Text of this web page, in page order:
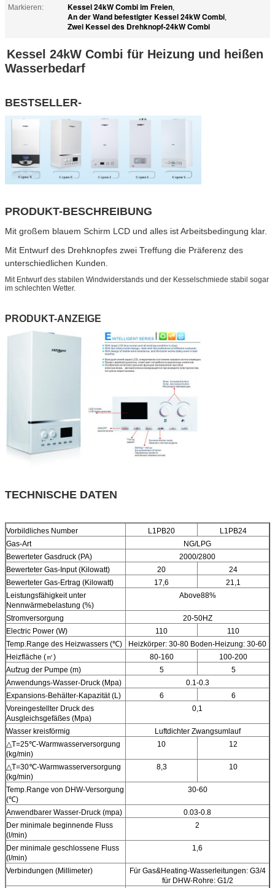
Markieren:
Kessel 24kW Combi im Freien,
An der Wand befestigter Kessel 24kW Combi,
Zwei Kessel des Drehknopf-24kW Combi
Kessel 24kW Combi für Heizung und heißen
Wasserbedarf
BESTSELLER-
PRODUKT-BESCHREIBUNG
Mit großem blauem Schirm LCD und alles ist Arbeitsbedingung klar.
Mit Entwurf des Drehknopfes zwei Treffung die Präferenz des
unterschiedlichen Kunden.
Mit Entwurf des stabilen Windwiderstands und der Kesselschmiede stabil sogar
im schlechten Wetter.
PRODUKT-ANZEIGE
TECHNISCHE DATEN
Vorbildliches Number L1PB20
L1PB24
Gas-Art
NG/LPG
Bewerteter Gasdruck (PA)
2000/2800
Bewerteter Gas-Input (Kilowatt)
20
24
Bewerteter Gas-Ertrag (Kilowatt)
17,6
21,1
Leistungsfähigkeit unter
Nennwärmebelastung (%)
Above88%
Stromversorgung
20-50HZ
Electric Power (W)
110
110
Temp.Range des Heizwassers (℃)
Heizkörper: 30-80 Boden-Heizung: 30-60
Heizfläche (㎡)
80-160
100-200
Aufzug der Pumpe (m)
5
5
Anwendungs-Wasser-Druck (Mpa)
0.1-0.3
Expansions-Behälter-Kapazität (L)
6
6
Voreingestellter Druck des
Ausgleichsgefäßes (Mpa)
0,1
Wasser kreisförmig
Luftdichter Zwangsumlauf
△T=25℃-Warmwasserversorgung
(kg/min)
10 12
△T=30℃-Warmwasserversorgung
(kg/min)
8,3 10
Temp.Range von DHW-Versorgung
(℃)
30-60
Anwendbarer Wasser-Druck (mpa)
0.03-0.8
Der minimale beginnende Fluss
(l/min)
2
Der minimale geschlossene Fluss
(l/min)
1,6
Verbindungen (Millimeter)
Für Gas&Heating-Wasserleitungen: G3/4
für DHW-Rohre: G1/2